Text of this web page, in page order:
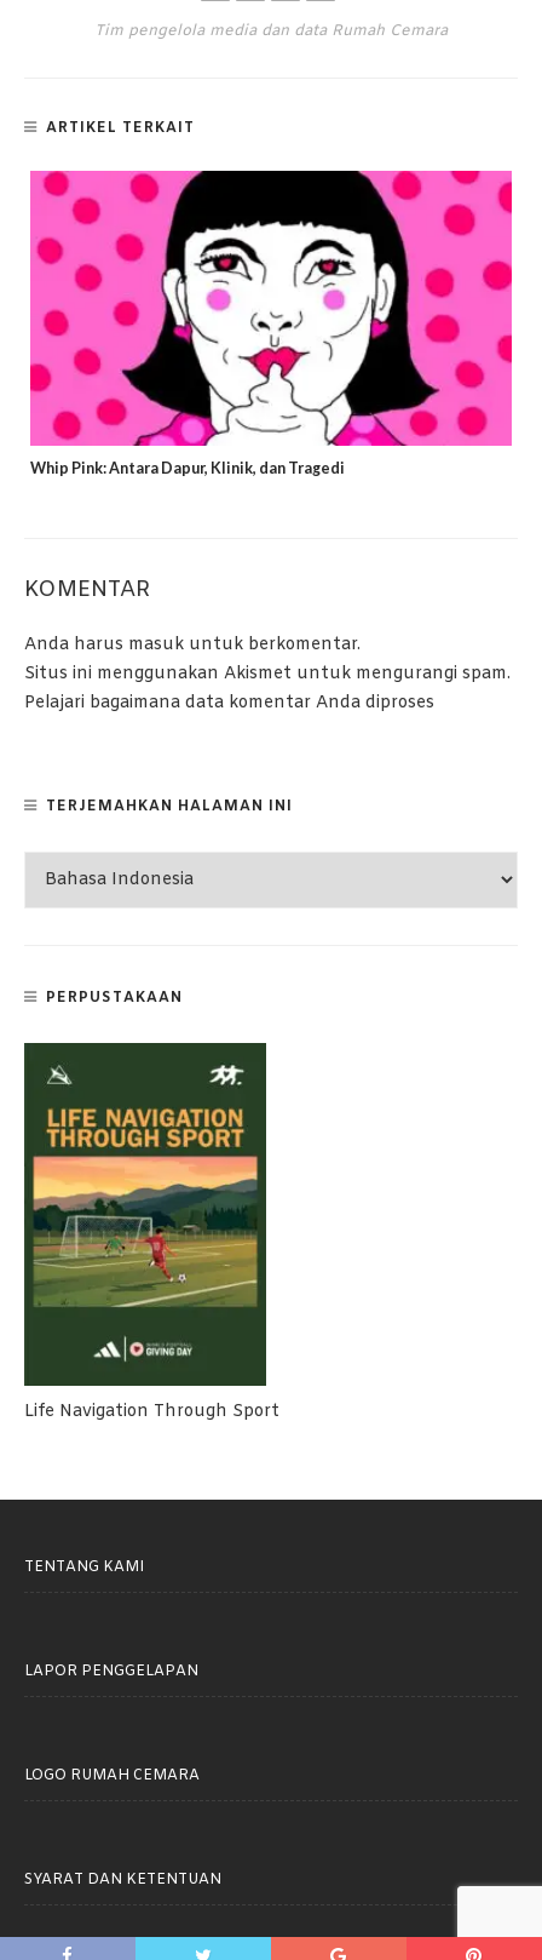
Tim pengelola media dan data Rumah Cemara
ARTIKEL TERKAIT
Whip Pink: Antara Dapur, Klinik, dan Tragedi
KOMENTAR
Anda harus masuk untuk berkomentar.
Situs ini menggunakan Akismet untuk mengurangi spam.
Pelajari bagaimana data komentar Anda diproses
TERJEMAHKAN HALAMAN INI
PERPUSTAKAAN
Life Navigation Through Sport
TENTANG KAMI
LAPOR PENGGELAPAN
LOGO RUMAH CEMARA
SYARAT DAN KETENTUAN
Rumah Cemara © 2021. All rights reserved.